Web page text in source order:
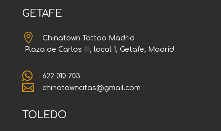
GETAFE

Chinatown Tattoo Madrid
Plaza de Carlos III, local 1, Getafe, Madrid
 622 010 703
 chinatowncitas@gmail.com
TOLEDO